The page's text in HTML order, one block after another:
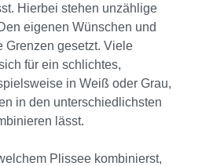
Hierbei stehen unzählige
eigenen Wünschen und
Grenzen gesetzt. Viele
für ein schlichtes,
in Weiß oder Grau,
in den unterschiedlichsten
lässt.
Plissee kombinierst,